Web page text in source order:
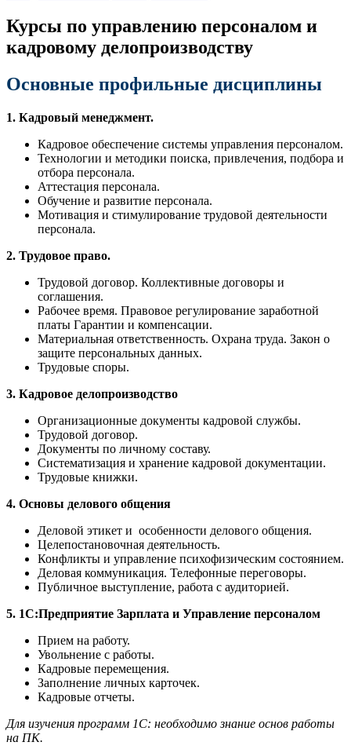
Курсы по управлению персоналом и
кадровому делопроизводству
Основные профильные дисциплины
1. Кадровый менеджмент.
Кадровое обеспечение системы управления персоналом.
Технологии и методики поиска, привлечения, подбора и
отбора персонала.
Аттестация персонала.
Обучение и развитие персонала.
Мотивация и стимулирование трудовой деятельности
персонала.
2. Трудовое право.
Трудовой договор. Коллективные договоры и
соглашения.
Рабочее время. Правовое регулирование заработной
платы Гарантии и компенсации.
Материальная ответственность. Охрана труда. Закон о
защите персональных данных.
Трудовые споры.
3. Кадровое делопроизводство
Организационные документы кадровой службы.
Трудовой договор.
Документы по личному составу.
Систематизация и хранение кадровой документации.
Трудовые книжки.
4. Основы делового общения
Деловой этикет и особенности делового общения.
Целепостановочная деятельность.
Конфликты и управление психофизическим состоянием.
Деловая коммуникация. Телефонные переговоры.
Публичное выступление, работа с аудиторией.
5. 1С:Предприятие Зарплата и Управление персоналом
Прием на работу.
Увольнение с работы.
Кадровые перемещения.
Заполнение личных карточек.
Кадровые отчеты.
Для изучения программ 1С: необходимо знание основ работы
на ПК.